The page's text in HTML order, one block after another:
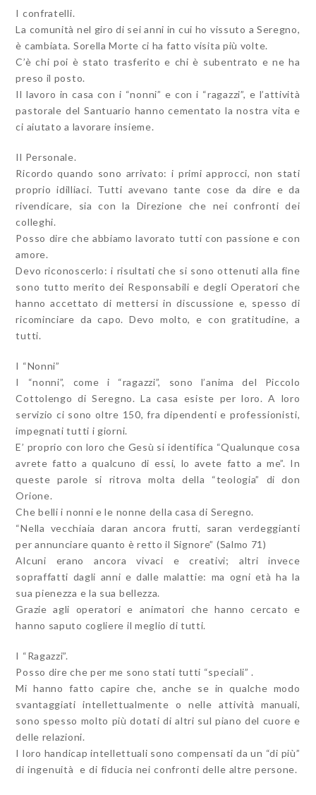
I confratelli.
La comunità nel giro di sei anni in cui ho vissuto a Seregno,
è cambiata. Sorella Morte ci ha fatto visita più volte.
C’è chi poi è stato trasferito e chi è subentrato e ne ha
preso il posto.
Il lavoro in casa con i “nonni” e con i “ragazzi”, e l’attività
pastorale del Santuario hanno cementato la nostra vita e
ci aiutato a lavorare insieme.
Il Personale.
Ricordo quando sono arrivato: i primi approcci, non stati
proprio idilliaci. Tutti avevano tante cose da dire e da
rivendicare, sia con la Direzione che nei confronti dei
colleghi.
Posso dire che abbiamo lavorato tutti con passione e con
amore.
Devo riconoscerlo: i risultati che si sono ottenuti alla fine
sono tutto merito dei Responsabili e degli Operatori che
hanno accettato di mettersi in discussione e, spesso di
ricominciare da capo. Devo molto, e con gratitudine, a
tutti.
I “Nonni”
I “nonni”, come i “ragazzi”, sono l’anima del Piccolo
Cottolengo di Seregno. La casa esiste per loro. A loro
servizio ci sono oltre 150, fra dipendenti e professionisti,
impegnati tutti i giorni.
E’ proprio con loro che Gesù si identifica “Qualunque cosa
avrete fatto a qualcuno di essi, lo avete fatto a me”. In
queste parole si ritrova molta della “teologia” di don
Orione.
Che belli i nonni e le nonne della casa di Seregno.
“Nella vecchiaia daran ancora frutti, saran verdeggianti
per annunciare quanto è retto il Signore” (Salmo 71)
Alcuni erano ancora vivaci e creativi; altri invece
sopraffatti dagli anni e dalle malattie: ma ogni età ha la
sua pienezza e la sua bellezza.
Grazie agli operatori e animatori che hanno cercato e
hanno saputo cogliere il meglio di tutti.
I “Ragazzi”.
Posso dire che per me sono stati tutti “speciali” .
Mi hanno fatto capire che, anche se in qualche modo
svantaggiati intellettualmente o nelle attività manuali,
sono spesso molto più dotati di altri sul piano del cuore e
delle relazioni.
I loro handicap intellettuali sono compensati da un “di più”
di ingenuità e di fiducia nei confronti delle altre persone.